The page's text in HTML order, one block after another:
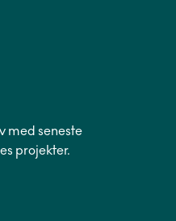
med seneste
projekter.